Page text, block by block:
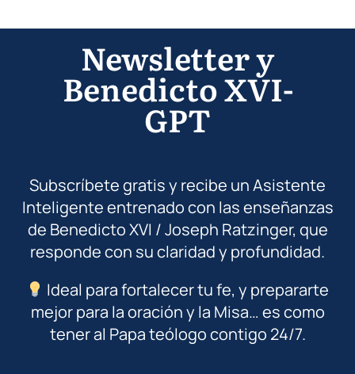
Newsletter y
Benedicto XVI-
GPT
Subscríbete gratis y recibe un Asistente
Inteligente entrenado con las enseñanzas
de Benedicto XVI / Joseph Ratzinger, que
responde con su claridad y profundidad.
Ideal para fortalecer tu fe, y prepararte
mejor para la oración y la Misa… es como
tener al Papa teólogo contigo 24/7.